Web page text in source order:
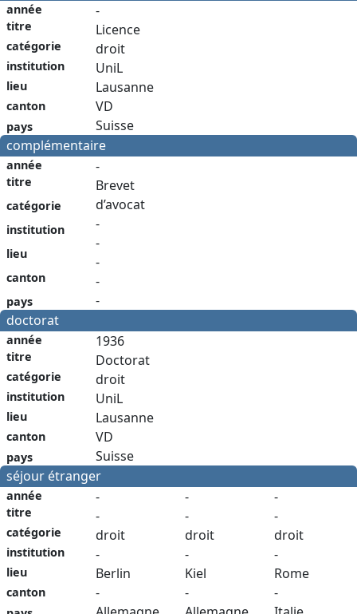
année
titre
catégorie
institution
lieu
canton
pays
-
Licence
droit
UniL
Lausanne
VD
Suisse
complémentaire
année
titre
catégorie
institution
lieu
canton
pays
-
Brevet
d’avocat
-
-
-
-
-
doctorat
année
titre
catégorie
institution
lieu
canton
pays
1936
Doctorat
droit
UniL
Lausanne
VD
Suisse
séjour étranger
année
titre
catégorie
institution
lieu
canton
-
-
droit
-
Berlin
-
-
-
droit
-
Kiel
-
-
-
droit
-
Rome
-